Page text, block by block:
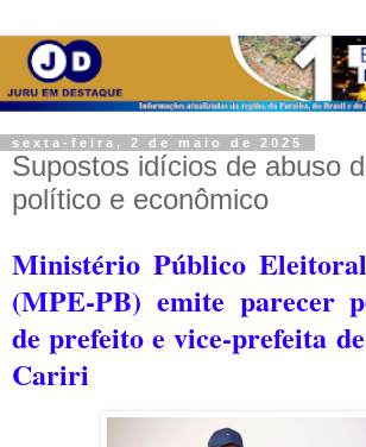
sexta-feira, 2 de maio de 2025
Supostos idícios de abuso
político e econômico
Ministério Público
(MPE-PB) emite parecer
de prefeito e vice-prefeita
Cariri